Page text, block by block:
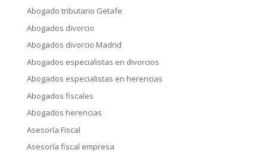
Abogado tributario Getafe
Abogados divorcio
Abogados divorcio Madrid
Abogados especialistas en divorcios
Abogados especialistas en herencias
Abogados fiscales
Abogados herencias
Asesoría Fiscal
Asesoría fiscal empresa